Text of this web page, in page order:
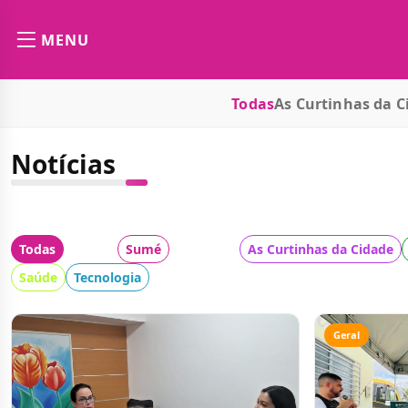
MENU
TodasAs Curtinhas da
Notícias
Todas Sumé
As Curtinhas da Cidade
Saúde
Tecnologia
Geral